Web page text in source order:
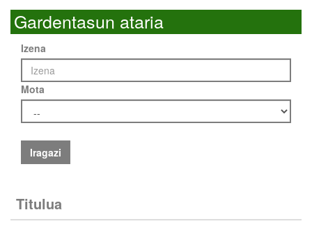
Gardentasun ataria
Izena
Mota
Iragazi
Titulua